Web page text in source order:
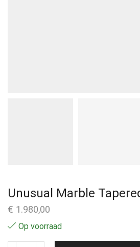
Unusual Marble
€ 1.980,00
Op voorraad